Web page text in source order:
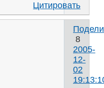
Цитировать
8
2005-
12-
02